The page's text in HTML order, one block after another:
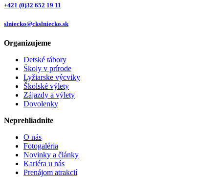
+421 (0)32 652 19 11
slniecko@ckslniecko.sk
Organizujeme
Detské tábory
Školy v prírode
Lyžiarske výcviky
Školské výlety
Zájazdy a výlety
Dovolenky
Neprehliadnite
O nás
Fotogaléria
Novinky a články
Kariéra u nás
Prenájom atrakcií